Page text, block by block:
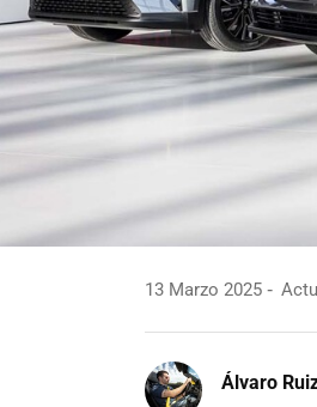
13 Marzo 2025
Álvaro